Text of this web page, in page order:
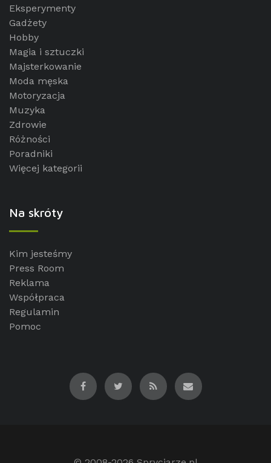
Eksperymenty
Gadżety
Hobby
Magia i sztuczki
Majsterkowanie
Moda męska
Motoryzacja
Muzyka
Zdrowie
Różności
Poradniki
Więcej kategorii
Na skróty
Kim jesteśmy
Press Room
Reklama
Współpraca
Regulamin
Pomoc